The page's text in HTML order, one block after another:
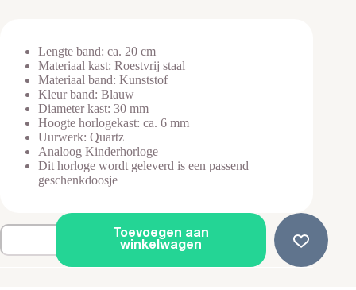
Lengte band: ca. 20 cm
Materiaal kast: Roestvrij staal
Materiaal band: Kunststof
Kleur band: Blauw
Diameter kast: 30 mm
Hoogte horlogekast: ca. 6 mm
Uurwerk: Quartz
Analoog Kinderhorloge
Dit horloge wordt geleverd is een passend
geschenkdoosje
Analoog
-
Toevoegen aan
winkelwagen